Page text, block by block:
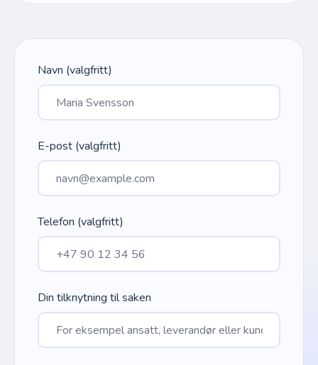
Navn (valgfritt)
E-post (valgfritt)
Telefon (valgfritt)
Din tilknytning til saken